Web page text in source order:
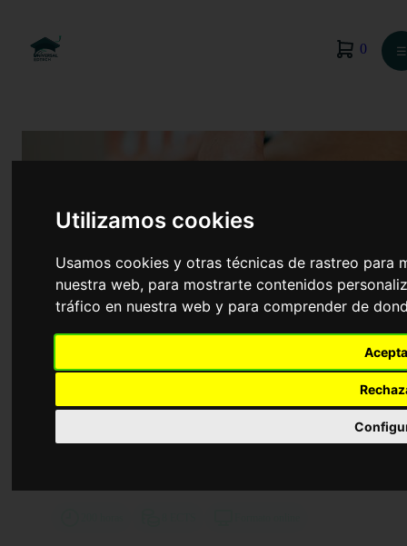
Utilizamos cookies
Usamos cookies y otras técnicas de rastreo para
nuestra web, para mostrarte contenidos
tráfico en nuestra web y para comprender de
0 ☰
Curso Universitario de